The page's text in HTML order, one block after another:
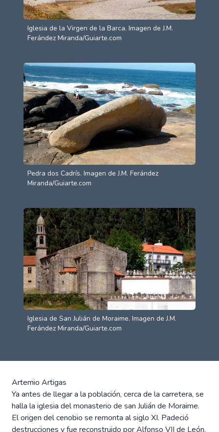
Iglesia de la Virgen de la Barca. Imagen de J.M.
Ferández Miranda/Guiarte.com
Pedra dos Cadrís. Imagen de J.M. Ferández
Miranda/Guiarte.com
Iglesia de San Julián de Moraime. Imagen de J.M.
Ferández Miranda/Guiarte.com
Artemio Artigas
Ya antes de llegar a la población, cerca de la carretera, se
halla la iglesia del monasterio de san Julián de Moraime.
El origen del cenobio se remonta al siglo XI. Padeció
destrucciones y fue reconstruido por Alfonso VII de León.